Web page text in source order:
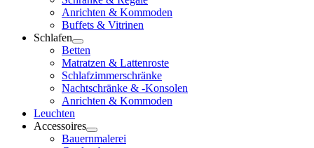
Anrichten & Kommoden
Buffets & Vitrinen
Schlafen
Betten
Matratzen & Lattenroste
Schlafzimmerschränke
Nachtschränke & -Konsolen
Anrichten & Kommoden
Leuchten
Accessoires
Bauernmalerei